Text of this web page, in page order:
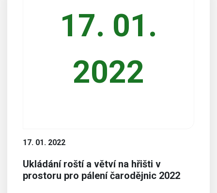
17. 01.
2022
17. 01. 2022
Ukládání roští a větví na hřišti v
prostoru pro pálení čarodějnic 2022